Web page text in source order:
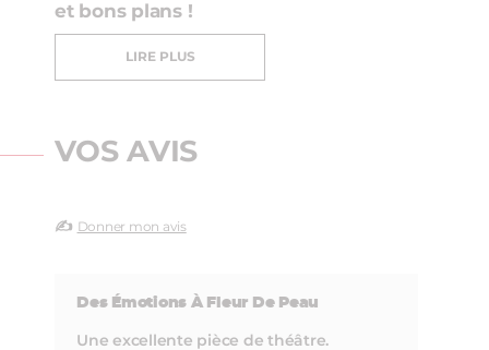
et bons plans !
LIRE PLUS
VOS AVIS
✍️ Donner mon avis
Des Émotions À Fleur De Peau
Une excellente pièce de théâtre.